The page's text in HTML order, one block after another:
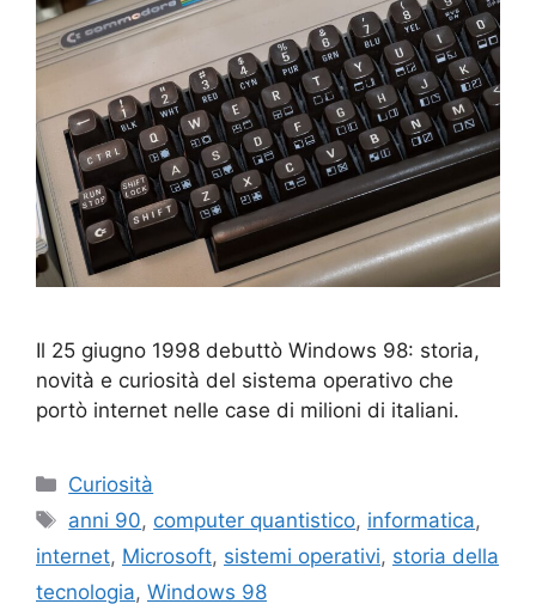
Il 25 giugno 1998 debuttò Windows 98: storia,
novità e curiosità del sistema operativo che
portò internet nelle case di milioni di italiani.
Categorie
Curiosità
Tag
anni 90, computer quantistico, informatica,
internet, Microsoft, sistemi operativi, storia della
tecnologia, Windows 98